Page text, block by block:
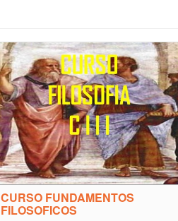
CURSO FUNDAMENTOS
FILOSOFICOS